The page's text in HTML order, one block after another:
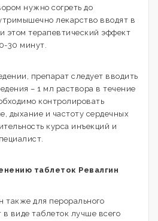
нужно согреть до
лекарство вводят в
этом терапевтический эффект
30 минут.
препарат следует вводить
– 1 мл раствора в течение
контролировать
дыхание и частоту сердечных
курса инъекций и
таблеток Ревалгин
также для перорального
виде таблеток лучше всего